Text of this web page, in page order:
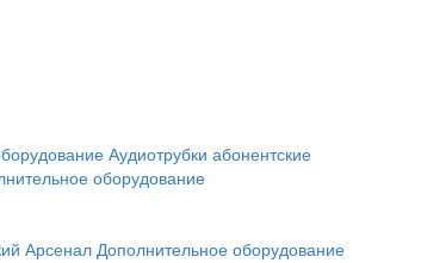
Аудиотрубки абонентские
оборудование
Арсенал Дополнительное оборудование